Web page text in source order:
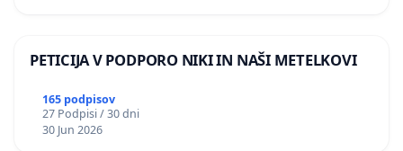
PETICIJA V PODPORO NIKI IN NAŠI METELKOVI
165 podpisov
27 Podpisi / 30 dni
30 Jun 2026